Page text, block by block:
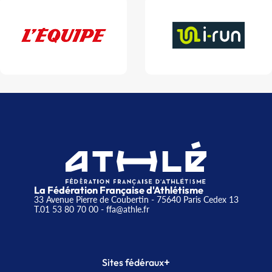
La Fédération Française d'Athlétisme
33 Avenue Pierre de Coubertin - 75640 Paris Cedex 13
T.01 53 80 70 00- ffa@athle.fr
Sites fédéraux+